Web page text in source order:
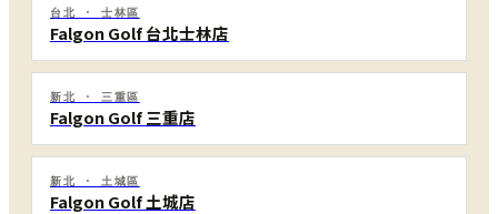
台北 · 士林區
Falgon Golf 台北士林店
新北 · 三重區
Falgon Golf 三重店
新北 · 土城區
Falgon Golf 土城店